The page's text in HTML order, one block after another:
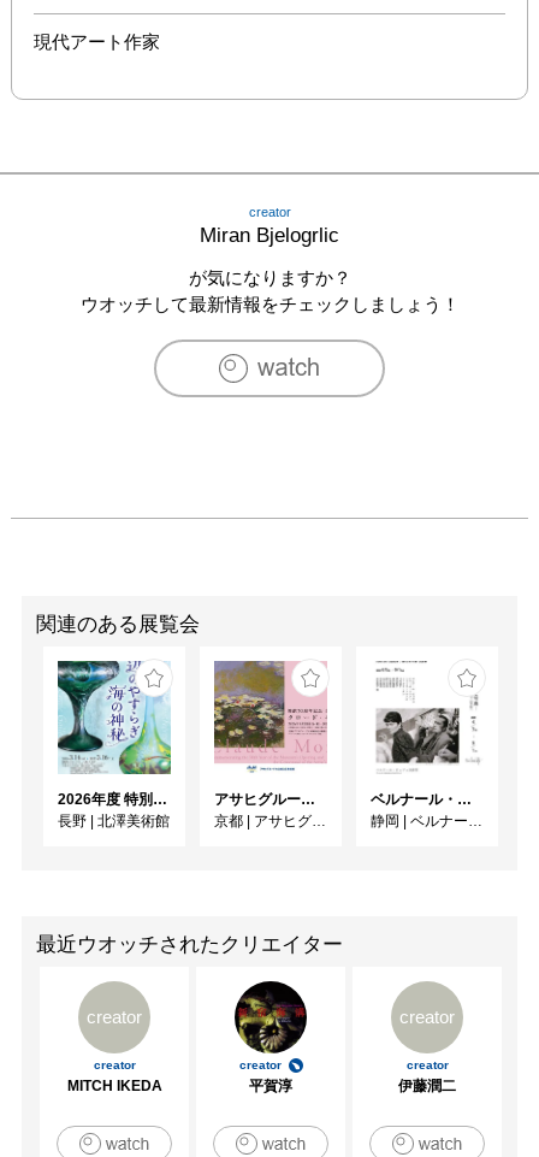
現代アート作家
creator
Miran Bjelogrlic
が気になりますか？
ウオッチして最新情報をチェックしましょう！
関連のある展覧会
2026年度 特別展「ガレとドーム、アール･ヌーヴォーのガラス 水辺のやすらぎ、海の神秘」
長野 | 北澤美術館
アサヒグループ大山崎山荘美術館 開館30周年記念展「没後100年 クロード・モネ」
京都 | アサヒグループ大山崎山荘美術館
ベルナール・ビュフェと写真 ーカメラがとらえたビュフェとその時代、そして21 世紀へ
静岡 | ベルナール・ビュフェ美術館
最近ウオッチされたクリエイター
creator
creator
MITCH IKEDA
creator
平賀淳
creator
creator
伊藤潤二